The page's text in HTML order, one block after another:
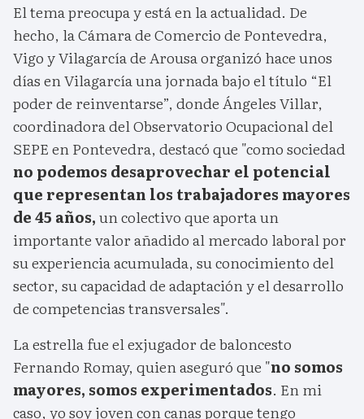
El tema preocupa y está en la actualidad. De
hecho, la Cámara de Comercio de Pontevedra,
Vigo y Vilagarcía de Arousa organizó hace unos
días en Vilagarcía una jornada bajo el título “El
poder de reinventarse”, donde Ángeles Villar,
coordinadora del Observatorio Ocupacional del
SEPE en Pontevedra, destacó que "como sociedad
no podemos desaprovechar el potencial
que representan los trabajadores mayores
de 45 años,un colectivo que aporta un
importante valor añadido al mercado laboral por
su experiencia acumulada, su conocimiento del
sector, su capacidad de adaptación y el desarrollo
de competencias transversales".
La estrella fue el exjugador de baloncesto
Fernando Romay, quien aseguró que "no somos
mayores, somos experimentados. En mi
caso, yo soy joven con canas porque tengo